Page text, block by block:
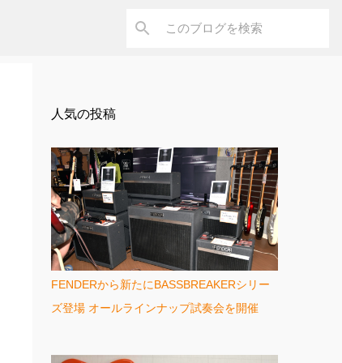
人気の投稿
FENDERから新たにBASSBREAKERシリー
ズ登場 オールラインナップ試奏会を開催